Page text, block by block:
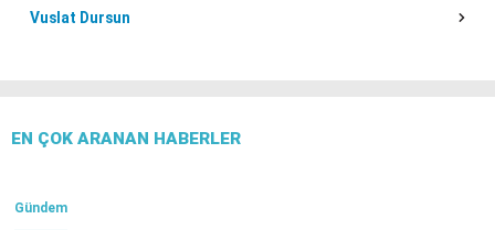
Vuslat Dursun
EN ÇOK ARANAN HABERLER
Gündem